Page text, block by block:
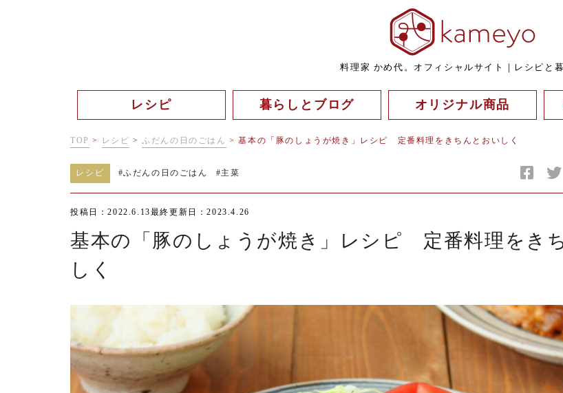
料理家 かめ代。オフィシャルサイト｜レシピと
レシピ 暮らしとブログ オリジナル商品
TOP > レシピ >ふだんの日のごはん >基本の「豚のしょうが焼き」レシピ 定番料理をきちんとおいしく
レシピ #ふだんの日のごはん #主菜
投稿日：2022.6.13最終更新日：2023.4.26
基本の「豚のしょうが焼き」レシピ 定番料理をき
しく